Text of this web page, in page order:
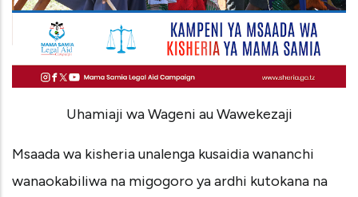
Uhamiaji wa Wageni au Wawekezaji
Msaada wa kisheria unalenga kusaidia wananchi
wanaokabiliwa na migogoro ya ardhi kutokana na